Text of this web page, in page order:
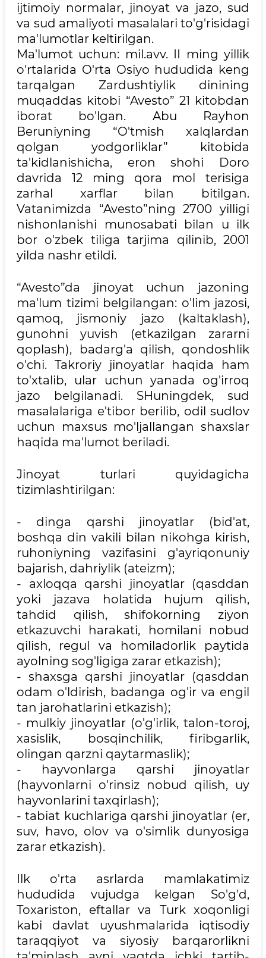
ijtimoiy normalar, jinoyat va jazo, sud
va sud amaliyoti masalalari to'g'risidagi
ma'lumotlar keltirilgan.
Ma'lumot uchun: mil.avv. II ming yillik
o'rtalarida O'rta Osiyo hududida keng
tarqalgan Zardushtiylik dinining
muqaddas kitobi “Avesto” 21 kitobdan
iborat bo'lgan. Abu Rayhon
Beruniyning “O'tmish xalqlardan
qolgan yodgorliklar” kitobida
ta'kidlanishicha, eron shohi Doro
davrida 12 ming qora mol terisiga
zarhal xarflar bilan bitilgan.
Vatanimizda “Avesto”ning 2700 yilligi
nishonlanishi munosabati bilan u ilk
bor o'zbek tiliga tarjima qilinib, 2001
yilda nashr etildi.
“Avesto”da jinoyat uchun jazoning
ma'lum tizimi belgilangan: o'lim jazosi,
qamoq, jismoniy jazo (kaltaklash),
gunohni yuvish (etkazilgan zararni
qoplash), badarg'a qilish, qondoshlik
o'chi. Takroriy jinoyatlar haqida ham
to'xtalib, ular uchun yanada og'irroq
jazo belgilanadi. SHuningdek, sud
masalalariga e'tibor berilib, odil sudlov
uchun maxsus mo'ljallangan shaxslar
haqida ma'lumot beriladi.
Jinoyat turlari quyidagicha
tizimlashtirilgan:
- dinga qarshi jinoyatlar (bid'at,
boshqa din vakili bilan nikohga kirish,
ruhoniyning vazifasini g'ayriqonuniy
bajarish, dahriylik (ateizm);
- axloqqa qarshi jinoyatlar (qasddan
yoki jazava holatida hujum qilish,
tahdid qilish, shifokorning ziyon
etkazuvchi harakati, homilani nobud
qilish, regul va homiladorlik paytida
ayolning sog'ligiga zarar etkazish);
- shaxsga qarshi jinoyatlar (qasddan
odam o'ldirish, badanga og'ir va engil
tan jarohatlarini etkazish);
- mulkiy jinoyatlar (o'g'irlik, talon-toroj,
xasislik, bosqinchilik, firibgarlik,
olingan qarzni qaytarmaslik);
- hayvonlarga qarshi jinoyatlar
(hayvonlarni o'rinsiz nobud qilish, uy
hayvonlarini taxqirlash);
- tabiat kuchlariga qarshi jinoyatlar (er,
suv, havo, olov va o'simlik dunyosiga
zarar etkazish).
Ilk o'rta asrlarda mamlakatimiz
hududida vujudga kelgan So'g'd,
Toxariston, eftallar va Turk xoqonligi
kabi davlat uyushmalarida iqtisodiy
taraqqiyot va siyosiy barqarorlikni